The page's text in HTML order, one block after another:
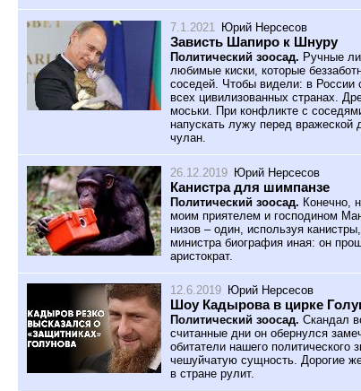
7.1.2021 Юрий Нерсесов
Зависть Шапиро к Шнуру
Политический зоосад. Ручные
любимые киски, которые
соседей. Чтобы видели: в России
всех цивилизованных странах.
моськи. При конфликте с
напускать лужу перед вражеской
чулан.
26.12.2019 Юрий Нерсесов
Канистра для шимпанзе
Политический зоосад. Конечно,
моим приятелем и господином
низов – один, используя
министра биография иная: он
аристократ.
12.6.2019 Юрий Нерсесов
Шоу Кадырова в цирке
Политический зоосад. Скандал
считанные дни он обернулся
обитатели нашего политического
чешуйчатую сущность. Дорогие
в стране рулит.